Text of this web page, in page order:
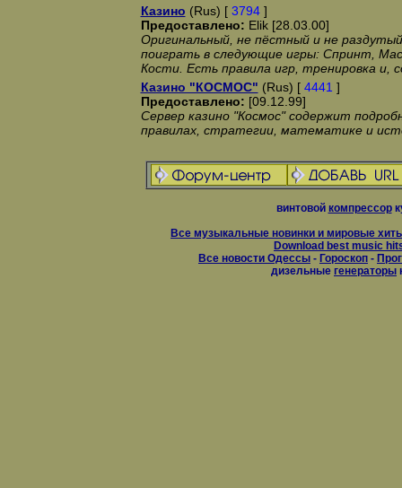
Казино (Rus) [ 3794]
Предоставлено: Elik [28.03.00]
Оригинальный, не пёстный и не
поиграть в следующие игры: Спринт,
Кости. Есть правила игр, тренировка и,
Казино "КОСМОС" (Rus) [ 4441 ]
Предоставлено: [09.12.99]
Сервер казино "Космос" содержит
правилах, стратегии, математике и
винтовой компрессор
Все музыкальные новинки и мировые
Download best music
Все новости Одессы - Гороскоп -
дизельные генераторы